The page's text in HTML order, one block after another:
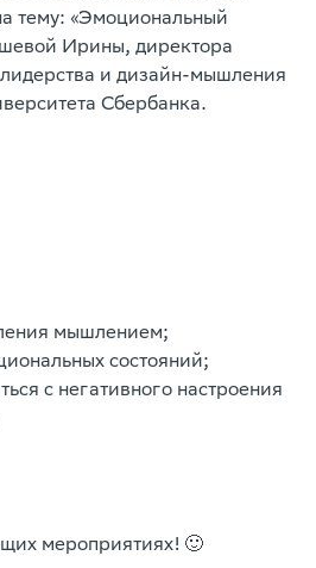
тему: «Эмоциональный
Ирины, директора
и дизайн-мышления
Сбербанка.
мышлением;
состояний;
с негативного настроения
мероприятиях! 🙂